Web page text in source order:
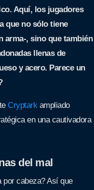
Aquí, los jugadores
que no sólo tiene
arma-, sino que también
llenas de
y acero. Parece un
Cryptark ampliado
en una cautivadora
del mal
por cabeza? Así que